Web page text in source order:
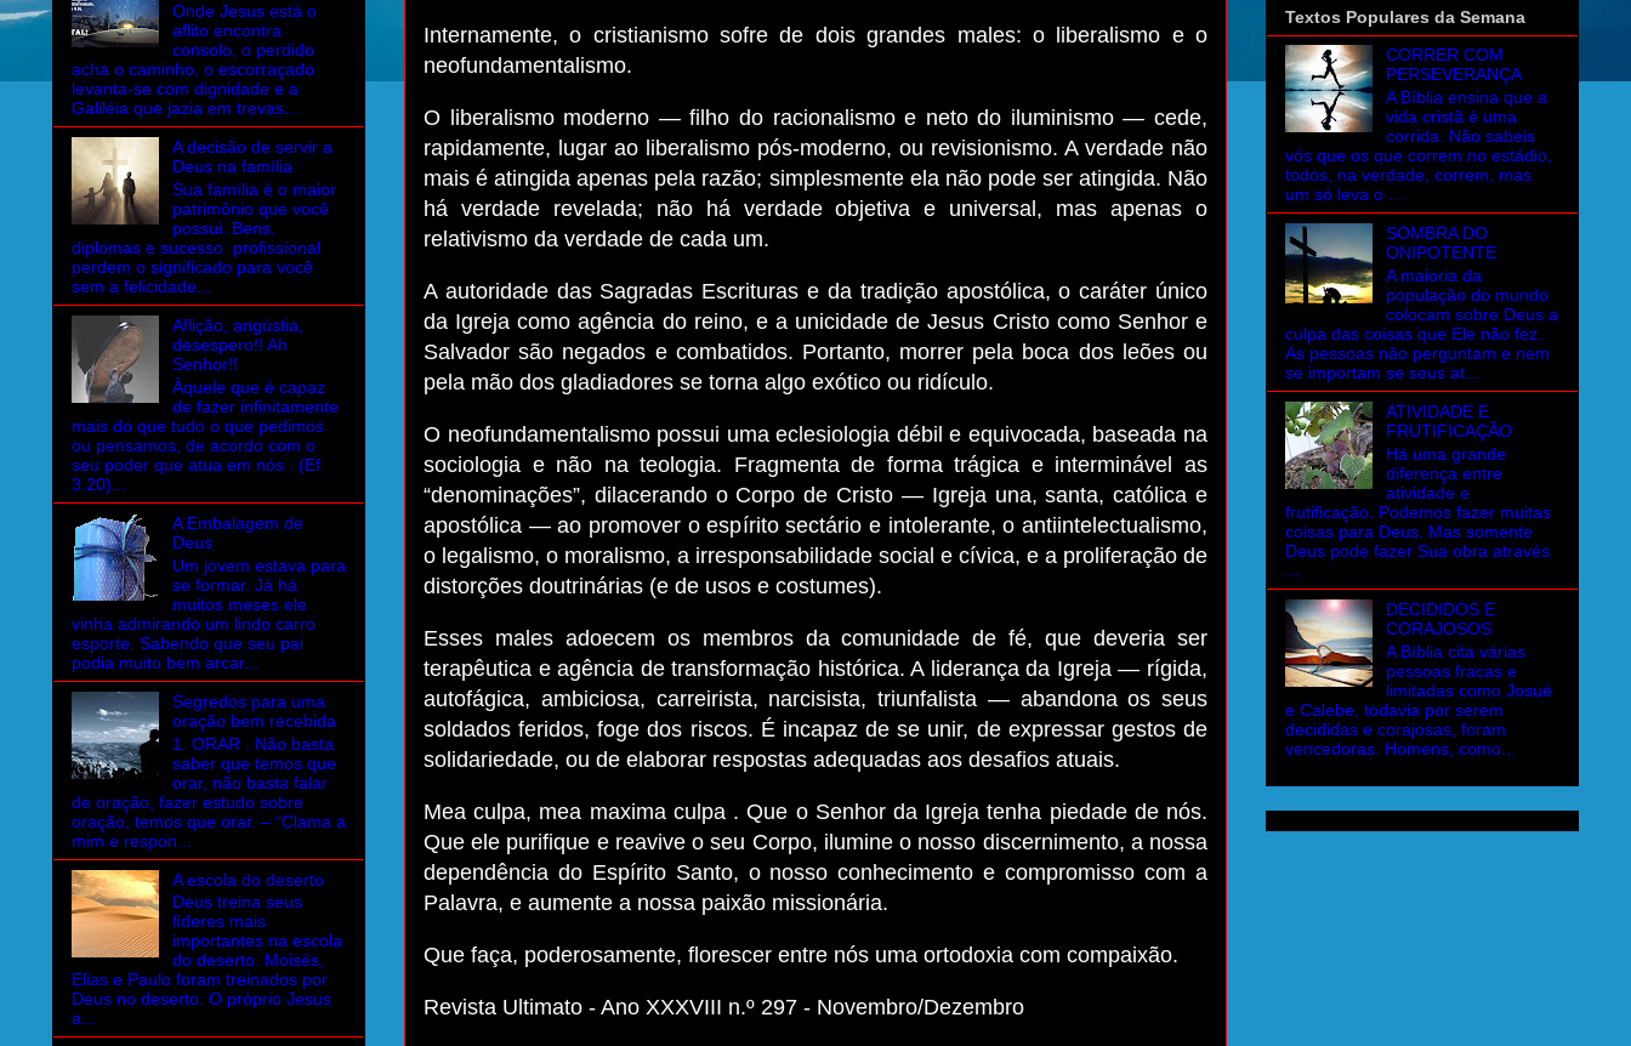
Internamente, o cristianismo sofre de dois grandes males: o liberalismo e o
neofundamentalismo.
O liberalismo moderno — filho do racionalismo e neto do iluminismo — cede,
rapidamente, lugar ao liberalismo pós-moderno, ou revisionismo. A verdade não
mais é atingida apenas pela razão; simplesmente ela não pode ser atingida. Não
há verdade revelada; não há verdade objetiva e universal, mas apenas o
relativismo da verdade de cada um.
A autoridade das Sagradas Escrituras e da tradição apostólica, o caráter único
da Igreja como agência do reino, e a unicidade de Jesus Cristo como Senhor e
Salvador são negados e combatidos. Portanto, morrer pela boca dos leões ou
pela mão dos gladiadores se torna algo exótico ou ridículo.
O neofundamentalismo possui uma eclesiologia débil e equivocada, baseada na
sociologia e não na teologia. Fragmenta de forma trágica e interminável as
“denominações”, dilacerando o Corpo de Cristo — Igreja una, santa, católica e
apostólica — ao promover o espírito sectário e intolerante, o antiintelectualismo,
o legalismo, o moralismo, a irresponsabilidade social e cívica, e a proliferação de
distorções doutrinárias (e de usos e costumes).
Esses males adoecem os membros da comunidade de fé, que deveria ser
terapêutica e agência de transformação histórica. A liderança da Igreja — rígida,
autofágica, ambiciosa, carreirista, narcisista, triunfalista — abandona os seus
soldados feridos, foge dos riscos. É incapaz de se unir, de expressar gestos de
solidariedade, ou de elaborar respostas adequadas aos desafios atuais.
Mea culpa, mea maxima culpa . Que o Senhor da Igreja tenha piedade de nós.
Que ele purifique e reavive o seu Corpo, ilumine o nosso discernimento, a nossa
dependência do Espírito Santo, o nosso conhecimento e compromisso com a
Palavra, e aumente a nossa paixão missionária.
Que faça, poderosamente, florescer entre nós uma ortodoxia com compaixão.
Revista Ultimato - Ano XXXVIII n.º 297 - Novembro/Dezembro
Onde Jesus está o
aflito encontra
consolo, o perdido
acha o caminho, o escorraçado
levanta-se com dignidade e a
Galiléia que jazia em trevas...
A decisão de servir a
Deus na família
Sua família é o maior
patrimônio que você
possui. Bens,
diplomas e sucesso profissional
perdem o significado para você
sem a felicidade...
Aflição, angústia,
desespero!! Ah
Senhor!!
Àquele que é capaz
de fazer infinitamente
mais do que tudo o que pedimos
ou pensamos, de acordo com o
seu poder que atua em nós . (Ef.
3.20)...
A Embalagem de
Deus
Um jovem estava para
se formar. Já há
muitos meses ele
vinha admirando um lindo carro
esporte. Sabendo que seu pai
podia muito bem arcar...
Segredos para uma
oração bem recebida
1. ORAR . Não basta
saber que temos que
orar, não basta falar
de oração, fazer estudo sobre
oração, temos que orar. – “Clama a
mim e respon...
A escola do deserto
Deus treina seus
líderes mais
importantes na escola
do deserto. Moisés,
Elias e Paulo foram treinados por
Deus no deserto. O próprio Jesus
a...
Textos Populares da Semana
CORRER COM
PERSEVERANÇA
A Bíblia ensina que a
vida cristã é uma
corrida. Não sabeis
vós que os que correm no estádio,
todos, na verdade, correm, mas
um só leva o ...
SOMBRA DO
ONIPOTENTE
A maioria da
população do mundo
colocam sobre Deus a
culpa das coisas que Ele não fez.
As pessoas não perguntam e nem
se importam se seus at...
ATIVIDADE E
FRUTIFICAÇÃO
Há uma grande
diferença entre
atividade e
frutificação. Podemos fazer muitas
coisas para Deus. Mas somente
Deus pode fazer Sua obra através
DECIDIDOS E
CORAJOSOS
A Bíblia cita várias
pessoas fracas e
limitadas como Josué
e Calebe, todavia por serem
decididas e corajosas, foram
vencedoras. Homens, como...